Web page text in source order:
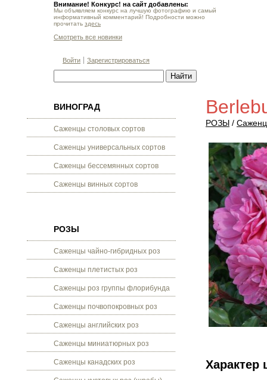
Внимание! Конкурс! на сайт добавлены:
Мы объявляем конкурс на лучшую фотографию и самый
информативный комментарий! Подробности можно
прочитать здесь
Смотреть все новинки
Войти Зарегистрироваться
ВИНОГРАД
Саженцы столовых сортов
Саженцы универсальных сортов
Саженцы бессемянных сортов
Саженцы винных сортов
РОЗЫ
Саженцы чайно-гибридных роз
Саженцы плетистых роз
Саженцы роз группы флорибунда
Саженцы почвопокровных роз
Саженцы английских роз
Саженцы миниатюрных роз
Саженцы канадских роз
РОЗЫ /
Характер